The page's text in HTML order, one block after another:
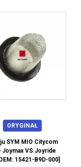
ORYGINAŁ
SYM MIO Citycom
Joymax VS Joyride
15421-B9D-000]